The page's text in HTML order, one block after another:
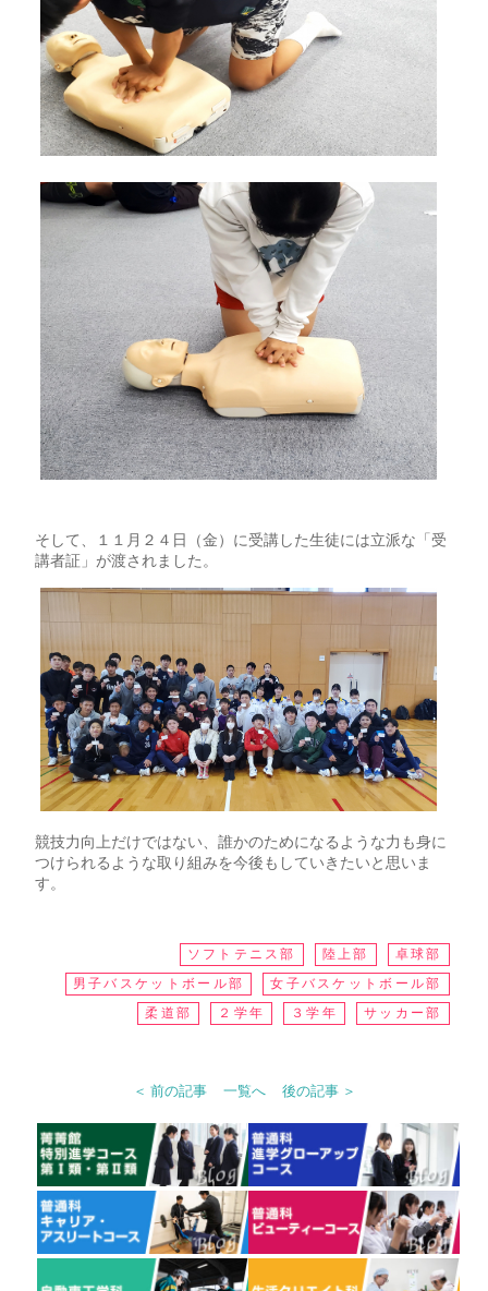
そして、１１月２４日（金）に受講した生徒には立派な「受
講者証」が渡されました。
競技力向上だけではない、誰かのためになるような力も身に
つけられるような取り組みを今後もしていきたいと思いま
す。
ソフトテニス部 陸上部 卓球部
男子バスケットボール部 女子バスケットボール部
柔道部 ２学年 ３学年 サッカー部
＜ 前の記事 一覧へ 後の記事 ＞